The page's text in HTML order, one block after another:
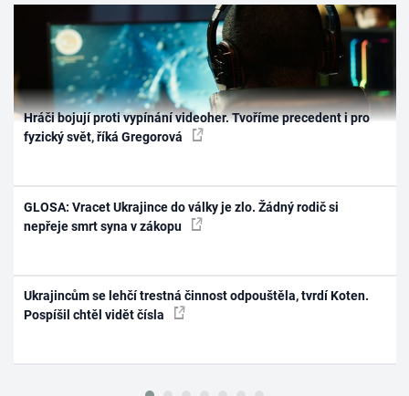
Hráči bojují proti vypínání videoher. Tvoříme precedent i pro
fyzický svět, říká Gregorová
GLOSA: Vracet Ukrajince do války je zlo. Žádný rodič si
nepřeje smrt syna v zákopu
Ukrajincům se lehčí trestná činnost odpouštěla, tvrdí Koten.
Pospíšil chtěl vidět čísla